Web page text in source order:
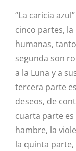
“La caricia
cinco partes,
humanas,
segunda son
a la Luna y a
tercera parte
deseos, de
cuarta parte
hambre, la
la quinta